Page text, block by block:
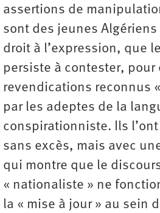
assertions de
sont des jeunes Algériens
droit à l’expression, que
persiste à contester, pour
revendications reconnus
par les adeptes de la
conspirationniste. Ils
sans excès, mais avec
qui montre que le
« nationaliste » ne
la « mise à jour » au sein